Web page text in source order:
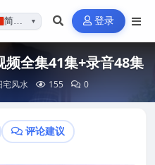
简体…▼ 登录
全集41集+录音48集
宅风水 155 0
评论建议